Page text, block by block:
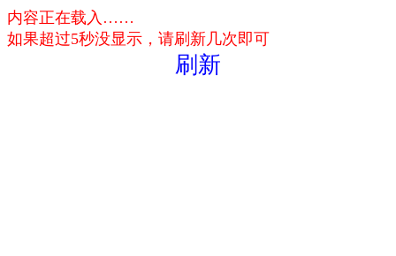
内容正在载入……
如果超过5秒没显示，请刷新几次即可
刷新